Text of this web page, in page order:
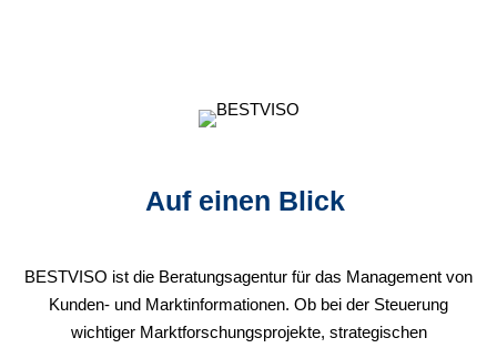
Auf einen Blick
BESTVISO ist die Beratungsagentur für das Management von
Kunden- und Marktinformationen. Ob bei der Steuerung
wichtiger Marktforschungsprojekte, strategischen